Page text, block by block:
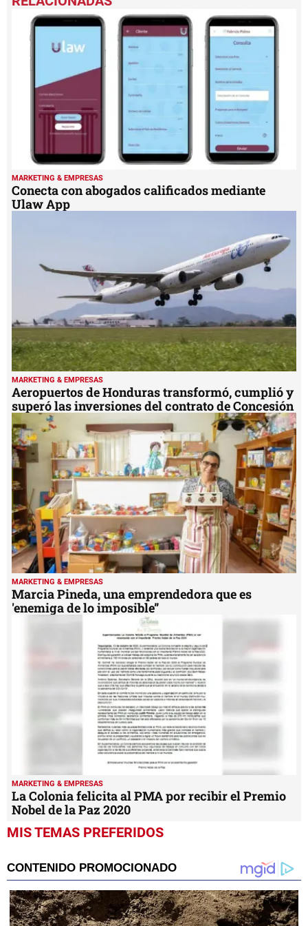
MARKETING & EMPRESAS
Conecta con abogados calificados mediante
Ulaw App
MARKETING & EMPRESAS
Aeropuertos de Honduras transformó, cumplió y
superó las inversiones del contrato de Concesión
MARKETING & EMPRESAS
Marcia Pineda, una emprendedora que es
'enemiga de lo imposible”
MARKETING & EMPRESAS
La Colonia felicita al PMA por recibir el Premio
Nobel de la Paz 2020
MIS TEMAS PREFERIDOS